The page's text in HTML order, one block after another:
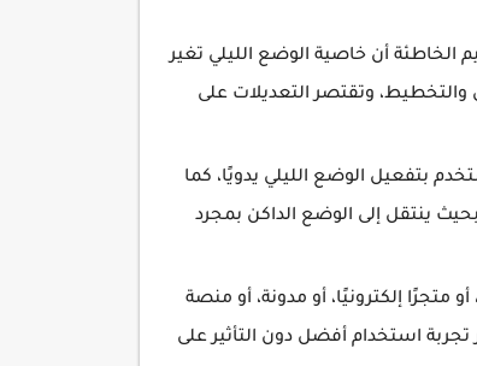
الخاطئة أن خاصية الوضع الليلي تغير
وتقتصر التعديلات على
بتفعيل الوضع الليلي يدويًا، كما
ينتقل إلى الوضع الداكن بمجرد
متجرًا إلكترونيًا، أو مدونة، أو منصة
استخدام أفضل دون التأثير على